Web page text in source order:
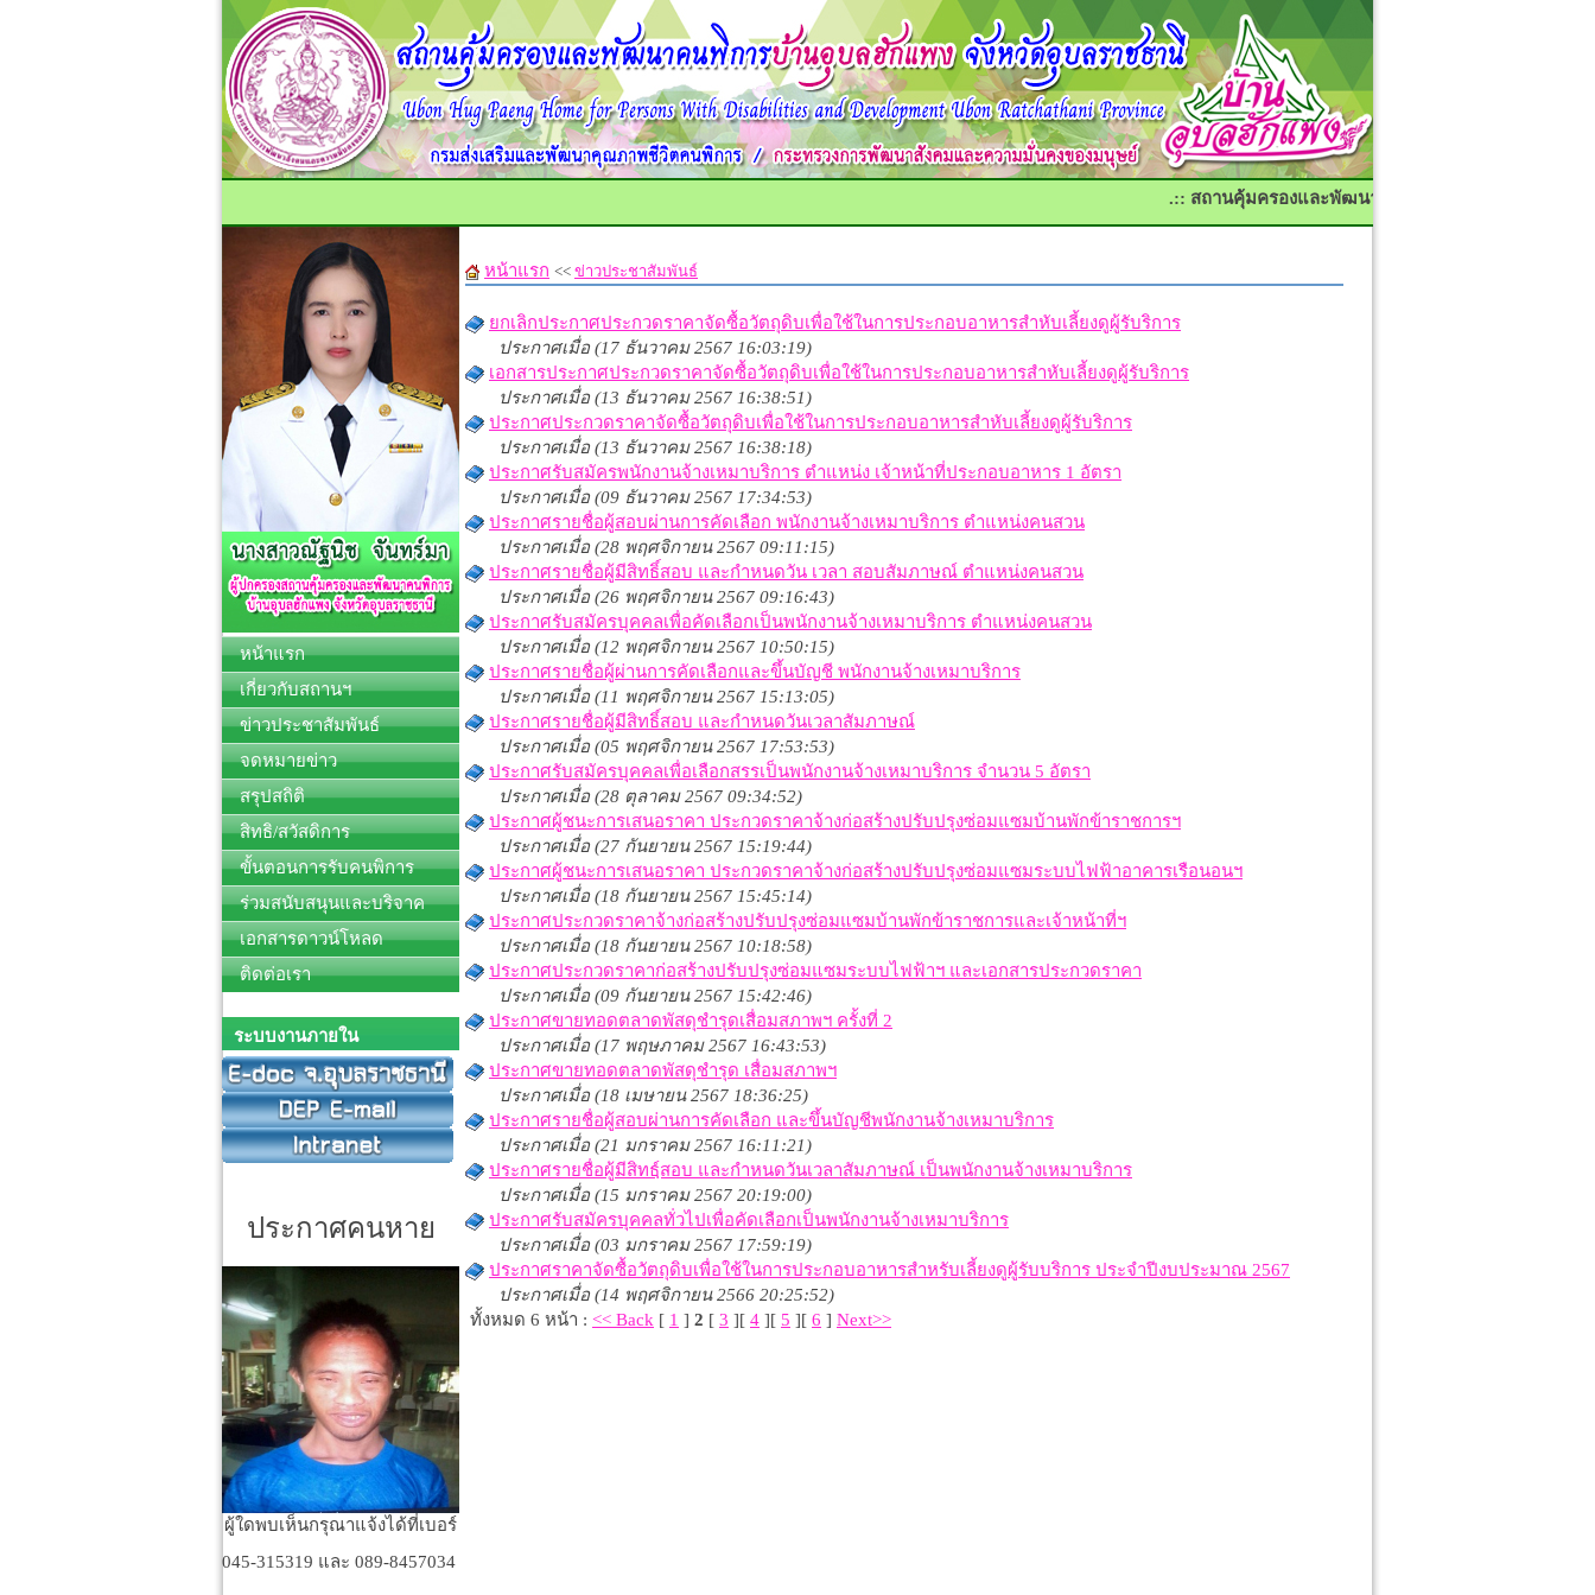
.:: สถานคุ้มครองและพัฒนาคนพิการบ้านอุบลฮักแพง จังห
หน้าแรก
เกี่ยวกับสถานฯ
ข่าวประชาสัมพันธ์
จดหมายข่าว
สรุปสถิติ
สิทธิ/สวัสดิการ
ขั้นตอนการรับคนพิการ
ร่วมสนับสนุนและบริจาค
เอกสารดาวน์โหลด
ติดต่อเรา
ระบบงานภายใน
ประกาศคนหาย
ผู้ใดพบเห็นกรุณาแจ้งได้ที่เบอร์
045-315319 และ 089-8457034
หน้าแรก << ข่าวประชาสัมพันธ์
ยกเลิกประกาศประกวดราคาจัดซื้อวัตถุดิบเพื่อใช้ในการประกอบอาหารสำหับเลี้ยงดูผู้รับริการ
ประกาศเมื่อ (17 ธันวาคม 2567 16:03:19)
เอกสารประกาศประกวดราคาจัดซื้อวัตถุดิบเพื่อใช้ในการประกอบอาหารสำหับเลี้ยงดูผู้รับริการ
ประกาศเมื่อ (13 ธันวาคม 2567 16:38:51)
ประกาศประกวดราคาจัดซื้อวัตถุดิบเพื่อใช้ในการประกอบอาหารสำหับเลี้ยงดูผู้รับริการ
ประกาศเมื่อ (13 ธันวาคม 2567 16:38:18)
ประกาศรับสมัครพนักงานจ้างเหมาบริการ ตำแหน่ง เจ้าหน้าที่ประกอบอาหาร 1 อัตรา
ประกาศเมื่อ (09 ธันวาคม 2567 17:34:53)
ประกาศรายชื่อผู้สอบผ่านการคัดเลือก พนักงานจ้างเหมาบริการ ตำแหน่งคนสวน
ประกาศเมื่อ (28 พฤศจิกายน 2567 09:11:15)
ประกาศรายชื่อผู้มีสิทธิ์สอบ และกำหนดวัน เวลา สอบสัมภาษณ์ ตำแหน่งคนสวน
ประกาศเมื่อ (26 พฤศจิกายน 2567 09:16:43)
ประกาศรับสมัครบุคคลเพื่อคัดเลือกเป็นพนักงานจ้างเหมาบริการ ตำแหน่งคนสวน
ประกาศเมื่อ (12 พฤศจิกายน 2567 10:50:15)
ประกาศรายชื่อผู้ผ่านการคัดเลือกและขึ้นบัญชี พนักงานจ้างเหมาบริการ
ประกาศเมื่อ (11 พฤศจิกายน 2567 15:13:05)
ประกาศรายชื่อผู้มีสิทธิ์สอบ และกำหนดวันเวลาสัมภาษณ์
ประกาศเมื่อ (05 พฤศจิกายน 2567 17:53:53)
ประกาศรับสมัครบุคคลเพื่อเลือกสรรเป็นพนักงานจ้างเหมาบริการ จำนวน 5 อัตรา
ประกาศเมื่อ (28 ตุลาคม 2567 09:34:52)
ประกาศผู้ชนะการเสนอราคา ประกวดราคาจ้างก่อสร้างปรับปรุงซ่อมแซมบ้านพักข้าราชการฯ
ประกาศเมื่อ (27 กันยายน 2567 15:19:44)
ประกาศผู้ชนะการเสนอราคา ประกวดราคาจ้างก่อสร้างปรับปรุงซ่อมแซมระบบไฟฟ้าอาคารเรือนอนฯ
ประกาศเมื่อ (18 กันยายน 2567 15:45:14)
ประกาศประกวดราคาจ้างก่อสร้างปรับปรุงซ่อมแซมบ้านพักข้าราชการและเจ้าหน้าที่ฯ
ประกาศเมื่อ (18 กันยายน 2567 10:18:58)
ประกาศประกวดราคาก่อสร้างปรับปรุงซ่อมแซมระบบไฟฟ้าฯ และเอกสารประกวดราคา
ประกาศเมื่อ (09 กันยายน 2567 15:42:46)
ประกาศขายทอดตลาดพัสดุชำรุดเสื่อมสภาพฯ ครั้งที่ 2
ประกาศเมื่อ (17 พฤษภาคม 2567 16:43:53)
ประกาศขายทอดตลาดพัสดุชำรุด เสื่อมสภาพฯ
ประกาศเมื่อ (18 เมษายน 2567 18:36:25)
ประกาศรายชื่อผู้สอบผ่านการคัดเลือก และขึ้นบัญชีพนักงานจ้างเหมาบริการ
ประกาศเมื่อ (21 มกราคม 2567 16:11:21)
ประกาศรายชื่อผู้มีสิทธฺ์สอบ และกำหนดวันเวลาสัมภาษณ์ เป็นพนักงานจ้างเหมาบริการ
ประกาศเมื่อ (15 มกราคม 2567 20:19:00)
ประกาศรับสมัครบุคคลทั่วไปเพื่อคัดเลือกเป็นพนักงานจ้างเหมาบริการ
ประกาศเมื่อ (03 มกราคม 2567 17:59:19)
ประกาศราคาจัดซื้อวัตถุดิบเพื่อใช้ในการประกอบอาหารสำหรับเลี้ยงดูผู้รับบริการ ประจำปีงบประมาณ 2567
ประกาศเมื่อ (14 พฤศจิกายน 2566 20:25:52)
ทั้งหมด 6 หน้า : << Back [ 1 ] 2 [ 3 ][ 4 ][ 5 ][ 6 ] Next>>